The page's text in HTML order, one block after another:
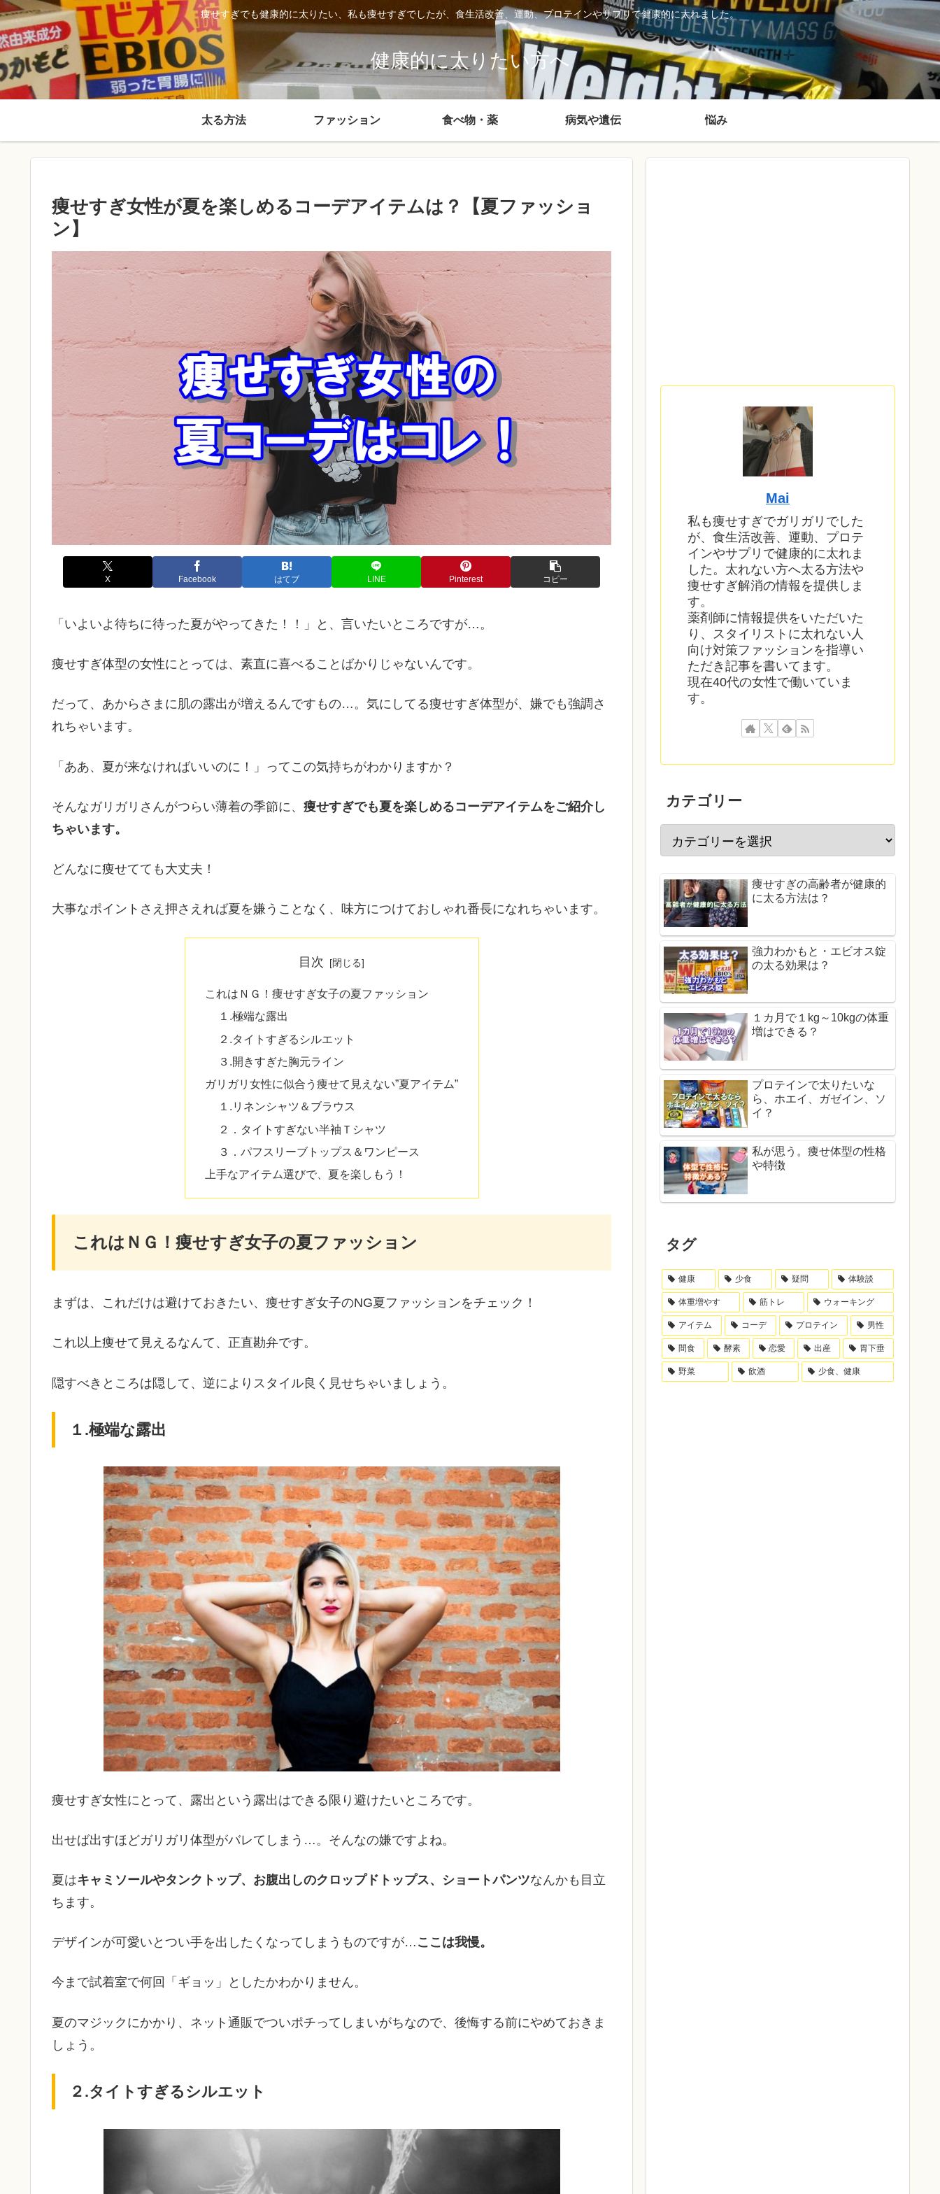
痩せすぎでも健康的に太りたい、私も痩せすぎでしたが、食生活改善、運動、プロテインやサプリで健康的に太れました。
健康的に太りたい方へ
太る方法 ファッション 食べ物・薬 病気や遺伝 悩み
痩せすぎ女性が夏を楽しめるコーデアイテムは？【夏ファッショ
ン】
X Facebook はてブ LINE Pinterest コピー
「いよいよ待ちに待った夏がやってきた！！」と、言いたいところですが…。
痩せすぎ体型の女性にとっては、素直に喜べることばかりじゃないんです。
だって、あからさまに肌の露出が増えるんですもの…。気にしてる痩せすぎ体型が、嫌でも強調さ
れちゃいます。
「ああ、夏が来なければいいのに！」ってこの気持ちがわかりますか？
そんなガリガリさんがつらい薄着の季節に、 痩せすぎでも夏を楽しめるコーデアイテムをご紹介し
ちゃいます。
どんなに痩せてても大丈夫！
大事なポイントさえ押さえれば夏を嫌うことなく、味方につけておしゃれ番長になれちゃいます。
目次
これはＮＧ！痩せすぎ女子の夏ファッション
１.極端な露出
２.タイトすぎるシルエット
３.開きすぎた胸元ライン
ガリガリ女性に似合う痩せて見えない”夏アイテム”
１.リネンシャツ＆ブラウス
２．タイトすぎない半袖Ｔシャツ
３．パフスリーブトップス＆ワンピース
上手なアイテム選びで、夏を楽しもう！
これはＮＧ！痩せすぎ女子の夏ファッション
まずは、これだけは避けておきたい、痩せすぎ女子のNG夏ファッションをチェック！
これ以上痩せて見えるなんて、正直勘弁です。
隠すべきところは隠して、逆によりスタイル良く見せちゃいましょう。
１.極端な露出
痩せすぎ女性にとって、露出という露出はできる限り避けたいところです。
出せば出すほどガリガリ体型がバレてしまう…。そんなの嫌ですよね。
夏はキャミソールやタンクトップ、お腹出しのクロップドトップス、ショートパンツなんかも目立
ちます。
デザインが可愛いとつい手を出したくなってしまうものですが… ここは我慢。
今まで試着室で何回「ギョッ」としたかわかりません。
夏のマジックにかかり、ネット通販でついポチってしまいがちなので、後悔する前にやめておきま
しょう。
２.タイトすぎるシルエット
Mai
私も痩せすぎでガリガリでした
が、食生活改善、運動、プロテ
インやサプリで健康的に太れま
した。太れない方へ太る方法や
痩せすぎ解消の情報を提供しま
す。
薬剤師に情報提供をいただいた
り、スタイリストに太れない人
向け対策ファッションを指導い
ただき記事を書いてます。
現在40代の女性で働いていま
す。
カテゴリー
痩せすぎの高齢者が健康的
に太る方法は？
強力わかもと・エビオス錠
の太る効果は？
１カ月で１kg～10kgの体重
増はできる？
プロテインで太りたいな
ら、ホエイ、ガゼイン、ソ
イ？
私が思う。痩せ体型の性格
や特徴
タグ
健康 少食 疑問 体験談
体重増やす 筋トレ ウォーキング
アイテム コーデ プロテイン 男性
間食 酵素 恋愛 出産 胃下垂
野菜 飲酒 少食、健康